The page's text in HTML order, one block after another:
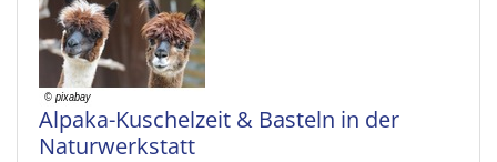
Alpaka-Kuschelzeit & Basteln in der
Naturwerkstatt